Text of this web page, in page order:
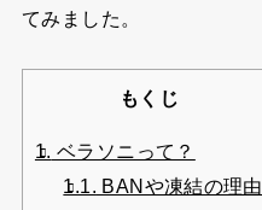
てみました。
もくじ
1. ベラソニって？
1.1. BANや凍結の理由